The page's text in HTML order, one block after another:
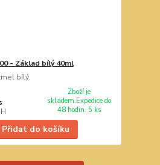
- Základ bílý 40ml
bílý.
Zboží je
skladem.Expedice do
48 hodin. 5 ks
Přidat do košíku